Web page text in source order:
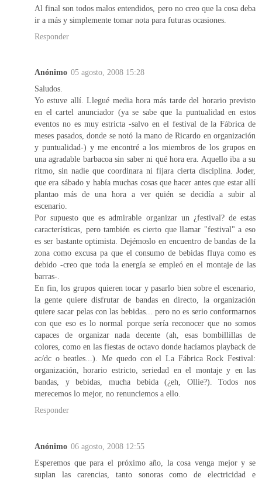
Al final son todos malos entendidos, pero no creo que la cosa deba
ir a más y simplemente tomar nota para futuras ocasiones.
Responder
Anónimo 05 agosto, 2008 15:28
Saludos.
Yo estuve allí. Llegué media hora más tarde del horario previsto
en el cartel anunciador (ya se sabe que la puntualidad en estos
eventos no es muy estricta -salvo en el festival de la Fábrica de
meses pasados, donde se notó la mano de Ricardo en organización
y puntualidad-) y me encontré a los miembros de los grupos en
una agradable barbacoa sin saber ni qué hora era. Aquello iba a su
ritmo, sin nadie que coordinara ni fijara cierta disciplina. Joder,
que era sábado y había muchas cosas que hacer antes que estar allí
plantao más de una hora a ver quién se decidía a subir al
escenario.
Por supuesto que es admirable organizar un ¿festival? de estas
características, pero también es cierto que llamar "festival" a eso
es ser bastante optimista. Dejémoslo en encuentro de bandas de la
zona como excusa pa que el consumo de bebidas fluya como es
debido -creo que toda la energía se empleó en el montaje de las
barras-.
En fin, los grupos quieren tocar y pasarlo bien sobre el escenario,
la gente quiere disfrutar de bandas en directo, la organización
quiere sacar pelas con las bebidas... pero no es serio conformarnos
con que eso es lo normal porque sería reconocer que no somos
capaces de organizar nada decente (ah, esas bombillillas de
colores, como en las fiestas de octavo donde hacíamos playback de
ac/dc o beatles...). Me quedo con el La Fábrica Rock Festival:
organización, horario estricto, seriedad en el montaje y en las
bandas, y bebidas, mucha bebida (¿eh, Ollie?). Todos nos
merecemos lo mejor, no renunciemos a ello.
Responder
Anónimo 06 agosto, 2008 12:55
Esperemos que para el próximo año, la cosa venga mejor y se
suplan las carencias, tanto sonoras como de electricidad e